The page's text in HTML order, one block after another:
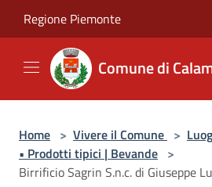
Regione Piemonte
Comune di
Home > Vivere il Comune >
• Prodotti tipici | Bevande >
Birrificio Sagrin S.n.c. di Giuseppe